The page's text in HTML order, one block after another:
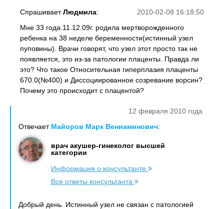
2010-02-08 16:18:50
СпрашиваетЛюдмила:
Мне 33 года.11.12.09г. родила мертворожденного
ребенка на 38 неделе беременности(истинный узел
пуповины). Врачи говорят, что узел этот просто так не
появляется, это из-за патологии плаценты. Правда ли
это? Что такое Относительная гиперплазия плаценты
670.0(№400) и Диссоциированное созревание ворсин?
Почему это происходит с плацентой?
12 февраля 2010 года
Отвечает Майоров Марк Вениаминович:
врач акушер-гинеколог высшей
категории
Информация о консультанте
Все ответы консультанта
Добрый день. Истинный узел не связан с патологией